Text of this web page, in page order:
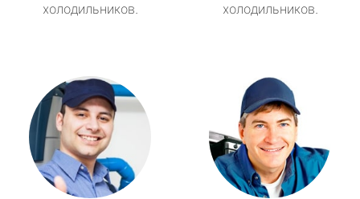
холодильников.
холодильников.